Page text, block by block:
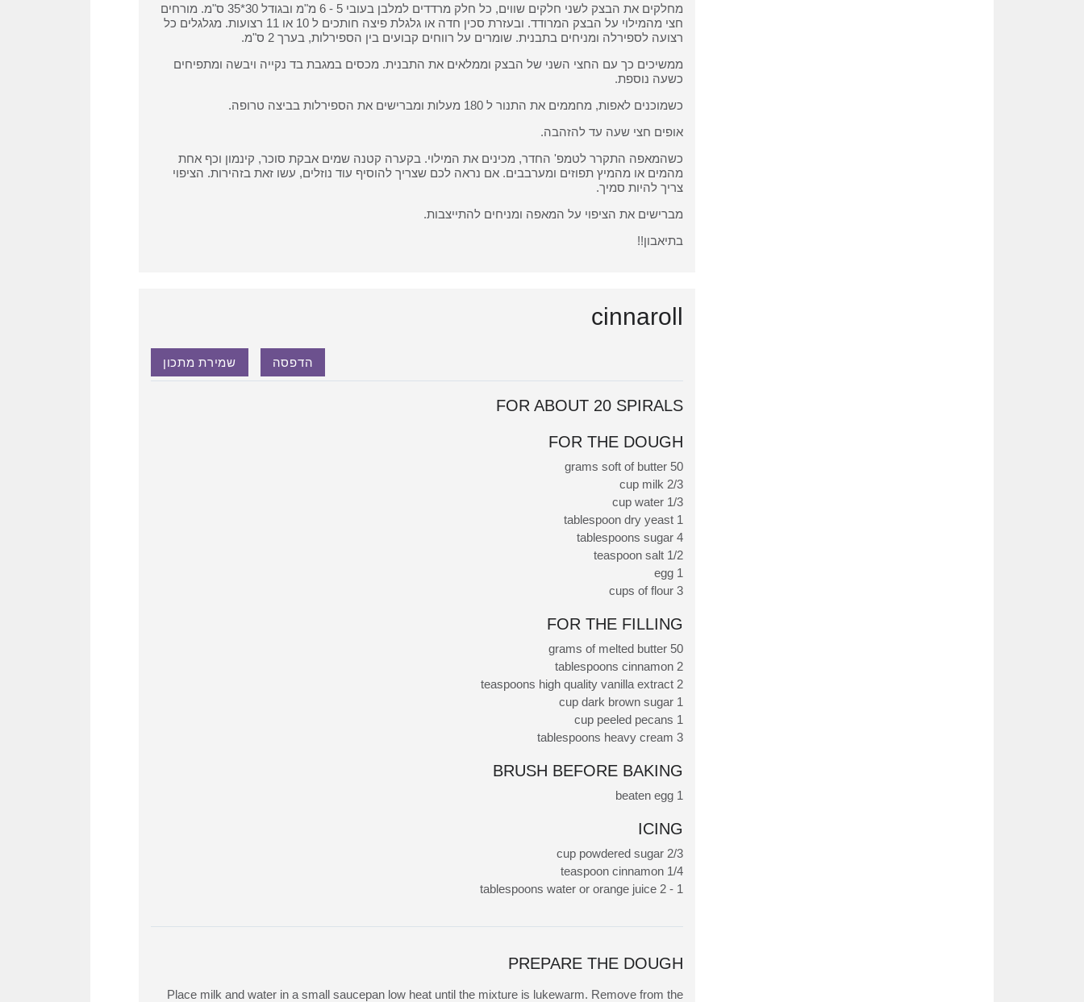
מחלקים את הבצק לשני חלקים שווים, כל חלק מרדדים למלבן בעובי 5 - 6 מ"מ ובגודל 30*35 ס"מ. מורחים
חצי מהמילוי על הבצק המרודד. ובעזרת סכין חדה או גלגלת פיצה חותכים ל 10 או 11 רצועות. מגלגלים כל
רצועה לספירלה ומניחים בתבנית. שומרים על רווחים קבועים בין הספירלות, בערך 2 ס"מ.
ממשיכים כך עם החצי השני של הבצק וממלאים את התבנית. מכסים במגבת בד נקייה ויבשה ומתפיחים
כשעה נוספת.
כשמוכנים לאפות, מחממים את התנור ל 180 מעלות ומברישים את הספירלות בביצה טרופה.
אופים חצי שעה עד להזהבה.
כשהמאפה התקרר לטמפ' החדר, מכינים את המילוי. בקערה קטנה שמים אבקת סוכר, קינמון וכף אחת
מהמים או מהמיץ תפוזים ומערבבים. אם נראה לכם שצריך להוסיף עוד נוזלים, עשו זאת בזהירות. הציפוי
צריך להיות סמיך.
מברישים את הציפוי על המאפה ומניחים להתייצבות.
בתיאבון!!
cinnaroll
שמירת מתכון הדפסה
FOR ABOUT 20 SPIRALS
FOR THE DOUGH
50 grams soft of butter
2/3 cup milk
1/3 cup water
1 tablespoon dry yeast
4 tablespoons sugar
1/2 teaspoon salt
1 egg
3 cups of flour
FOR THE FILLING
50 grams of melted butter
2 tablespoons cinnamon
2 teaspoons high quality vanilla extract
1 cup dark brown sugar
1 cup peeled pecans
3 tablespoons heavy cream
BRUSH BEFORE BAKING
1 beaten egg
ICING
2/3 cup powdered sugar
1/4 teaspoon cinnamon
1 - 2 tablespoons water or orange juice
PREPARE THE DOUGH
Place milk and water in a small saucepan low heat until the mixture is lukewarm. Remove from the